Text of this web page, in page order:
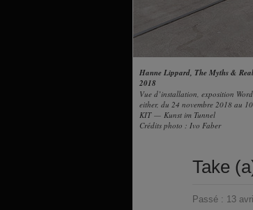
Hanne Lippard, The Myths &
2018
Vue d’installation, exposition
either, du 24 novembre 2018 au
KIT — Kunst im Tunnel
Crédits photo : Ivo Faber
Take
Passé : 13